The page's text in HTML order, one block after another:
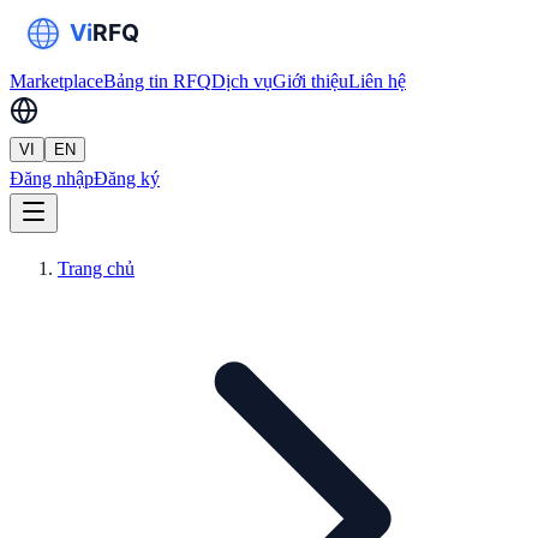
MarketplaceBảng tin RFQDịch vụGiới thiệuLiên hệ
VI EN
Đăng nhậpĐăng ký
Trang chủ